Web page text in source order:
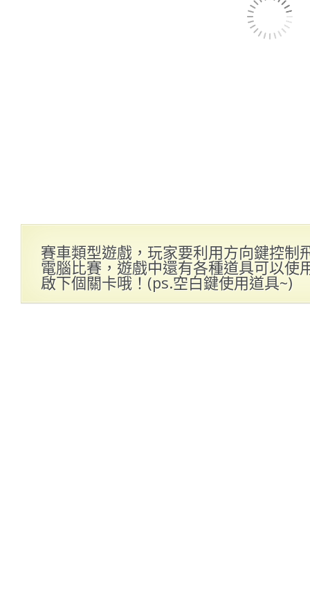
賽車類型遊戲，玩家要利用方向鍵控制
電腦比賽，遊戲中還有各種道具可以使
啟下個關卡哦！(ps.空白鍵使用道具~)